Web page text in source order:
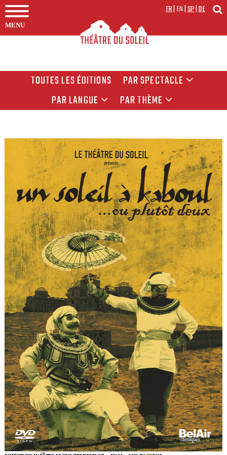
MENU
FR|EN|SP|DE
TOUTES LES ÉDITIONS
PAR SPECTACLE
PAR LANGUE
PAR THÈME